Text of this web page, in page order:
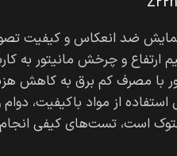
ضد انعکاس و کیفیت
ارتفاع و چرخش مانیتور به
با مصرف کم برق به کاهش
است، تست‌های کیفی